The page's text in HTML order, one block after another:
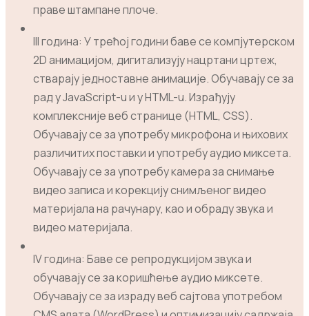
праве штампане плоче.
III година: У трећој години баве се компјутерском
2D анимацијом, дигитализују нацртани цртеж,
стварају једноставне анимације. Обучавају се за
рад у JavaScript-u и у HTML-u. Израђују
комплексније веб странице (HTML, CSS).
Обучавају се за употребу микрофона и њихових
различитих поставки и употребу аудио миксета.
Обучавају се за употребу камера за снимање
видео записа и корекцију снимљеног видео
материјала на рачунару, као и обраду звука и
видео материјала.
IV година: Баве се репродукцијом звука и
обучавају се за коришћење аудио миксете.
Обучавају се за израду веб сајтова употребом